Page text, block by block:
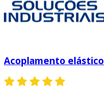
Acoplamento elástico